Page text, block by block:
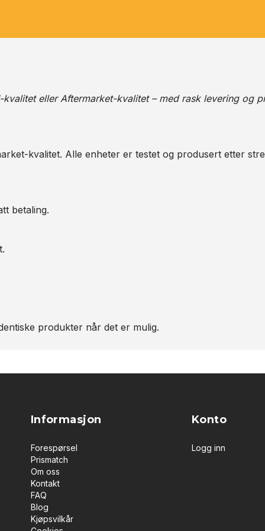
eller Aftermarket-kvalitet – med rask levering og
kvalitet. Alle enheter er testet og produsert etter
betaling.
produkter når det er mulig.
Informasjon
Forespørsel
Prismatch
Om oss
Kontakt
FAQ
Blog
Kjøpsvilkår
Konto
Logg inn